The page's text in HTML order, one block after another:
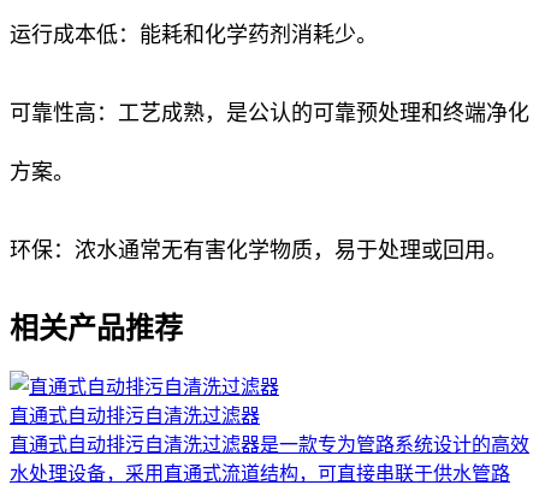
运行成本低：能耗和化学药剂消耗少。
可靠性高：工艺成熟，是公认的可靠预处理和终端净化
方案。
环保：浓水通常无有害化学物质，易于处理或回用。
相关产品推荐
直通式自动排污自清洗过滤器
直通式自动排污自清洗过滤器是一款专为管路系统设计的高效
水处理设备，采用直通式流道结构，可直接串联于供水管路